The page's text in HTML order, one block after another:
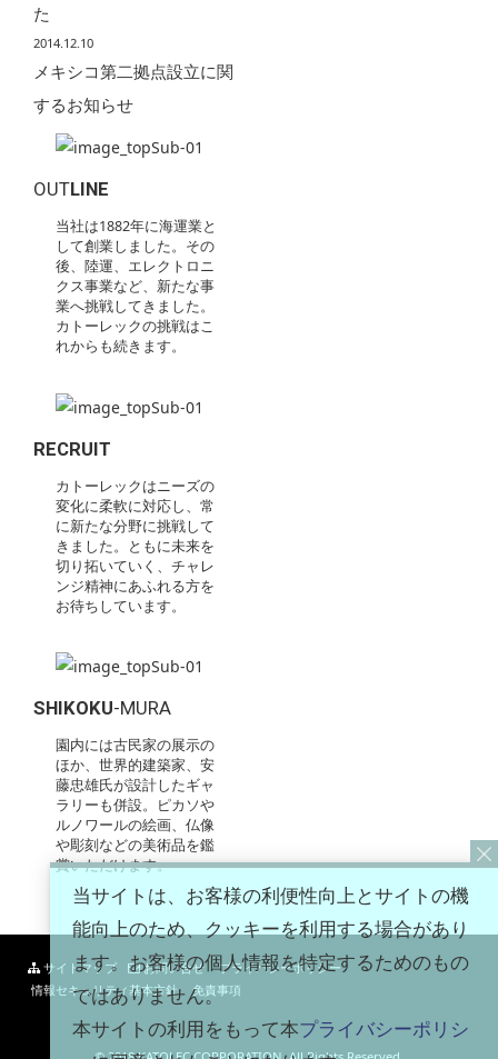
た
2014.12.10
メキシコ第二拠点設立に関
するお知らせ
OUTLINE
当社は1882年に海運業と
して創業しました。その
後、陸運、エレクトロニ
クス事業など、新たな事
業へ挑戦してきました。
カトーレックの挑戦はこ
れからも続きます。
RECRUIT
カトーレックはニーズの
変化に柔軟に対応し、常
に新たな分野に挑戦して
きました。ともに未来を
切り拓いていく、チャレ
ンジ精神にあふれる方を
お待ちしています。
SHIKOKU-MURA
園内には古民家の展示の
ほか、世界的建築家、安
藤忠雄氏が設計したギャ
ラリーも併設。ピカソや
ルノワールの絵画、仏像
や彫刻などの美術品を鑑
賞いただけます。
サイトマップ お問い合せ
プライバシーポリシー
情報セキュリティ基本方針
免責事項
当サイトは、お客様の利便性向上とサイトの機
能向上のため、クッキーを利用する場合があり
ます。お客様の個人情報を特定するためのもの
ではありません。
本サイトの利用をもって本プライバシーポリシ